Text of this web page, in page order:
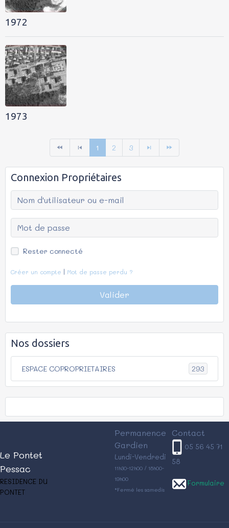
1972
1973
1 2 3
Connexion Propriétaires
Rester connecté
Créer un compte Mot de passe perdu ?
Valider
Nos dossiers
ESPACE COPROPRIETAIRES 293
Le Pontet
Pessac
RESIDENCE DU
PONTET
Permanence
Gardien
Lundi-Vendredi
11h30-12h00 / 18h00-
19h00
*Fermé les samedis
Contact
05 56 45 71
58
Formulaire